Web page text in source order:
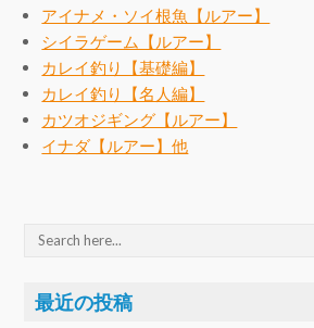
アイナメ・ソイ根魚【ルアー】
シイラゲーム【ルアー】
カレイ釣り【基礎編】
カレイ釣り【名人編】
カツオジギング【ルアー】
イナダ【ルアー】他
最近の投稿